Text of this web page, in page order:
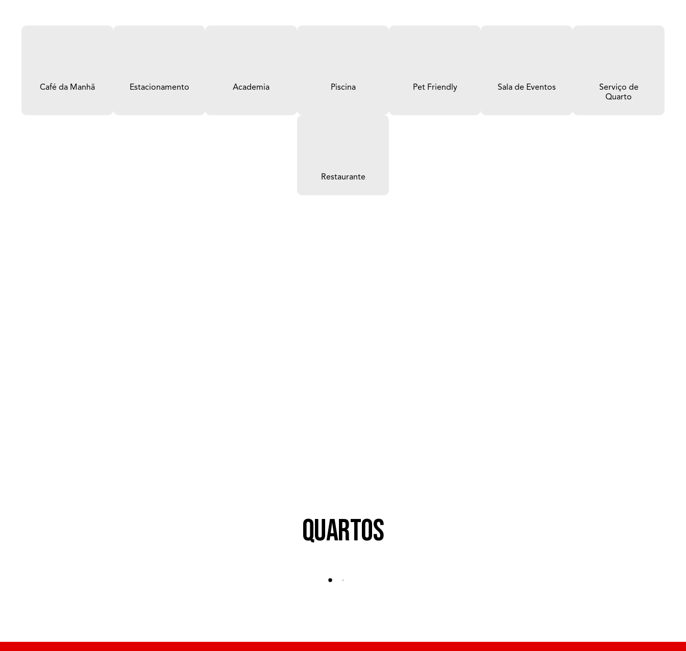
Café da Manhã Estacionamento Academia Piscina Pet Friendly Sala de Eventos
Serviço de
Quarto
Restaurante
Quartos